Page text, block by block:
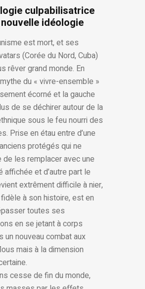
culpabilisatrice
idéologie
est mort, et ses
(Corée du Nord, Cuba)
rêver grand monde. En
du « vivre-ensemble »
écorné et la gauche
de se déchirer autour de la
sous le feu nourri des
Prise en étau entre d’une
protégés qui ne
de les remplacer avec une
affichée et d’autre part le
extrêment difficile à nier,
à son histoire, est en
toutes ses
en se jetant à corps
un nouveau combat aux
mais à la dimension
cesse de fin du monde,